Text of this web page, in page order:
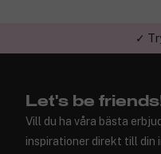
✓
Let's be
Vill du ha våra bästa
inspirationer direkt till din